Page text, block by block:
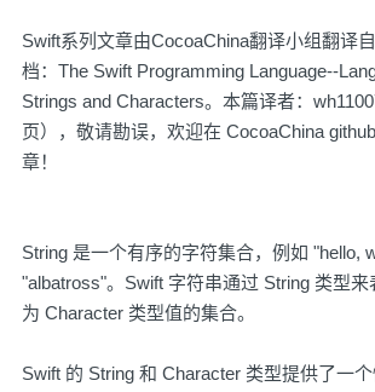
Swift系列文章由CocoaChina翻译小组翻译
档：The Swift Programming Language--
Strings and Characters。本篇译者：
页），敬请勘误，欢迎在 CocoaChina
章！
String 是一个有序的字符集合，例如 "hello,
"albatross"。Swift 字符串通过 String 类型
为 Character 类型值的集合。
Swift 的 String 和 Character 类型提供了一